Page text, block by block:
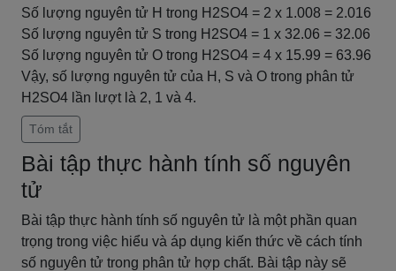
Số lượng nguyên tử H trong H2SO4 = 2 x 1.008 = 2.016
Số lượng nguyên tử S trong H2SO4 = 1 x 32.06 = 32.06
Số lượng nguyên tử O trong H2SO4 = 4 x 15.99 = 63.96
Vậy, số lượng nguyên tử của H, S và O trong phân tử
H2SO4 lần lượt là 2, 1 và 4.
Tóm tắt
Bài tập thực hành tính số nguyên
tử
Bài tập thực hành tính số nguyên tử là một phần quan
trọng trong việc hiểu và áp dụng kiến thức về cách tính
số nguyên tử trong phân tử hợp chất. Bài tập này sẽ